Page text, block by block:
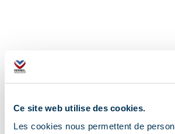
Ce site web utilise des cookies.
Les cookies nous permettent de